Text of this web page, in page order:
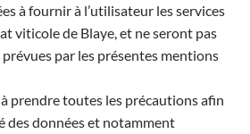
à fournir à l’utilisateur les services
viticole de Blaye, et ne seront pas
par les présentes mentions
prendre toutes les précautions afin
des données et notamment